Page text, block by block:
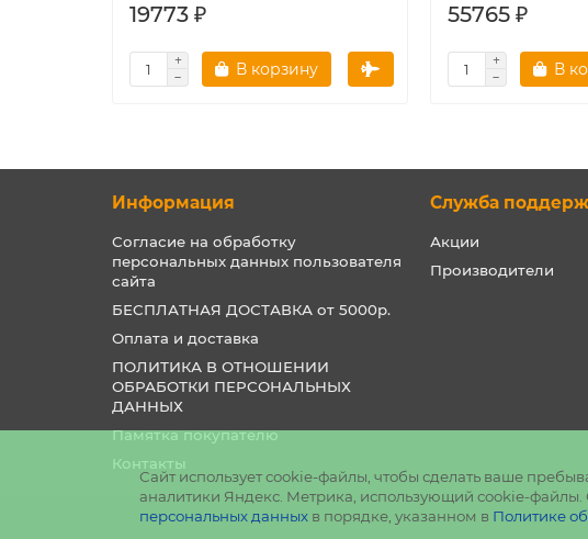
19773 ₽
В корзину
55765 ₽
В
Сайт использует cookie-файлы, чтобы сделать ваше
аналитики Яндекс. Метрика, использующий cookie-файлы.
персональных данных в порядке, указанном в Политике
Информация
Согласие на обработку
персональных данных пользователя
сайта
БЕСПЛАТНАЯ ДОСТАВКА от 5000р.
Оплата и доставка
ПОЛИТИКА В ОТНОШЕНИИ
ОБРАБОТКИ ПЕРСОНАЛЬНЫХ
ДАННЫХ
Памятка покупателю
Контакты
Служба
Акции
Производители